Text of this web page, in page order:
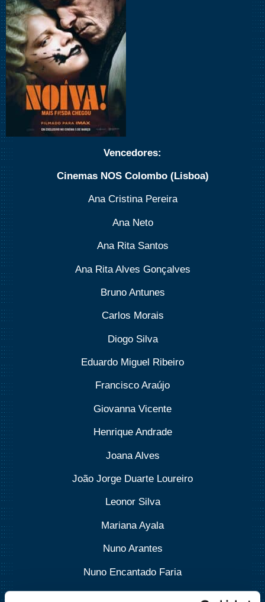
Vencedores:
Cinemas NOS Colombo (Lisboa)
Ana Cristina Pereira
Ana Neto
Ana Rita Santos
Ana Rita Alves Gonçalves
Bruno Antunes
Carlos Morais
Diogo Silva
Eduardo Miguel Ribeiro
Francisco Araújo
Giovanna Vicente
Henrique Andrade
Joana Alves
João Jorge Duarte Loureiro
Leonor Silva
Mariana Ayala
Nuno Arantes
Nuno Encantado Faria
Sara Gouveia